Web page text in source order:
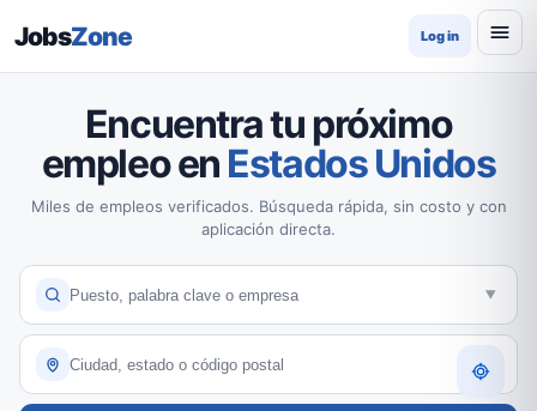
JobsZone Log in
Encuentra tu próximo
empleo en Estados Unidos
Miles de empleos verificados. Búsqueda rápida, sin costo y con
aplicación directa.